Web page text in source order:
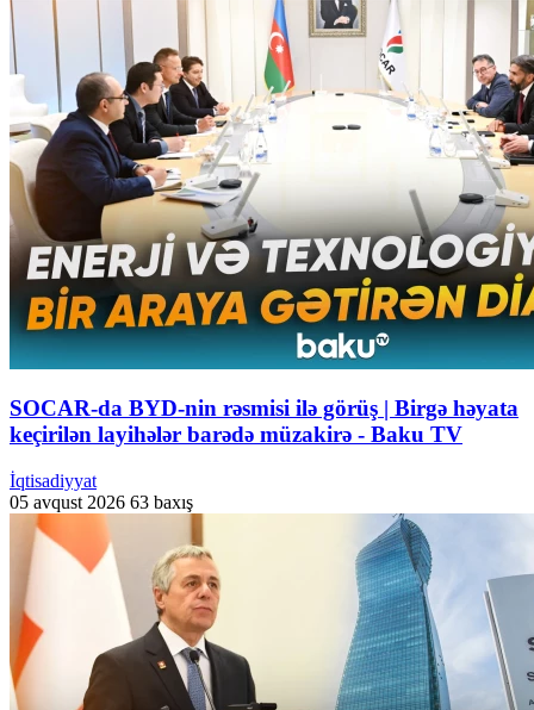
SOCAR-da BYD-nin rəsmisi ilə görüş | Birgə həyata
keçirilən layihələr barədə müzakirə - Baku TV
İqtisadiyyat
05 avqust 2026 63 baxış